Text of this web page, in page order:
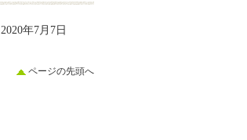
2020年7月7日
ページの先頭へ